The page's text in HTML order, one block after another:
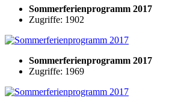
Sommerferienprogramm 2017
Zugriffe: 1902
Sommerferienprogramm 2017
Zugriffe: 1969